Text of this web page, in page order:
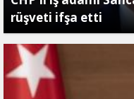
rüşveti ifşa etti